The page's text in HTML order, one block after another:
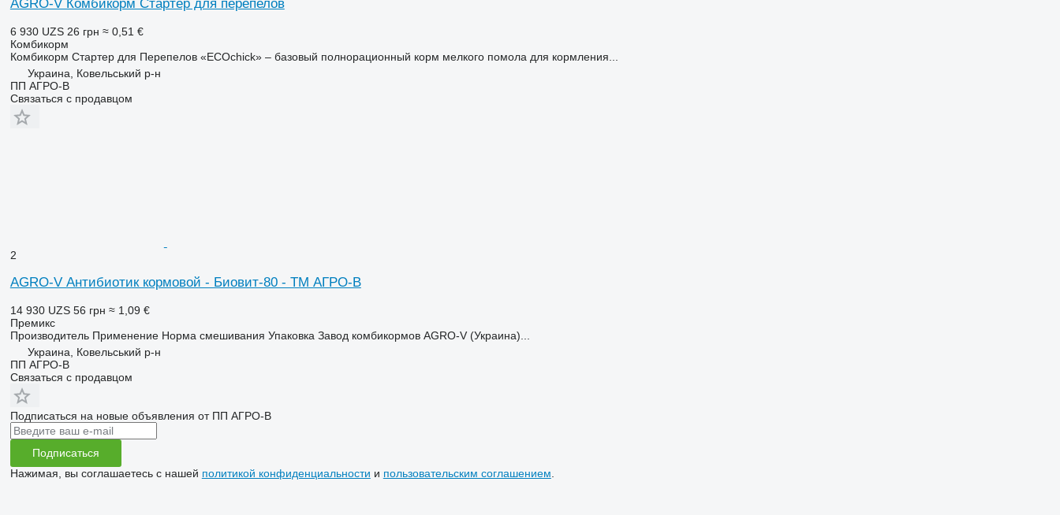
AGRO-V Комбикорм Стартер для перепелов
6 930 UZS 26 грн ≈ 0,51 €
Комбикорм
Комбикорм Стартер для Перепелов «ECOchick» – базовый полнорационный корм мелкого помола для кормления...
Украина, Ковельський р-н
ПП АГРО-В
Связаться с продавцом
2
AGRO-V Антибиотик кормовой - Биовит-80 - ТМ АГРО-В
14 930 UZS 56 грн ≈ 1,09 €
Премикс
Производитель Применение Норма смешивания Упаковка Завод комбикормов AGRO-V (Украина)...
Украина, Ковельський р-н
ПП АГРО-В
Связаться с продавцом
Подписаться на новые объявления от ПП АГРО-В
Подписаться
Нажимая, вы соглашаетесь с нашей политикой конфиденциальности и пользовательским соглашением